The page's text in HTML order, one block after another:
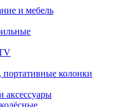
и мебель
колонки
аксессуары